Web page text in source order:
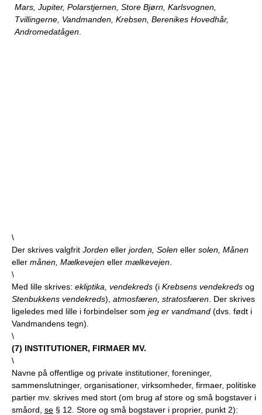
Mars, Jupiter, Polarstjernen, Store Bjørn, Karlsvognen,
Tvillingerne, Vandmanden, Krebsen, Berenikes Hovedhår,
Andromedatågen
\
Der skrives valgfrit Jorden eller jorden, Solen eller solen, Månen
eller månen, Mælkevejen eller mælkevejen
\
Med lille skrives: ekliptika, vendekreds (i Krebsens vendekreds og
Stenbukkens vendekreds), atmosfæren, stratosfæren . Der skrives
ligeledes med lille i forbindelser som jeg er vandmand (dvs. født i
Vandmandens tegn).
\
(7) INSTITUTIONER, FIRMAER MV.
\
Navne på offentlige og private institutioner, foreninger,
sammenslutninger, organisationer, virksomheder, firmaer, politiske
partier mv. skrives med stort (om brug af store og små bogstaver i
småord, se § 12. Store og små bogstaver i proprier, punkt 2):